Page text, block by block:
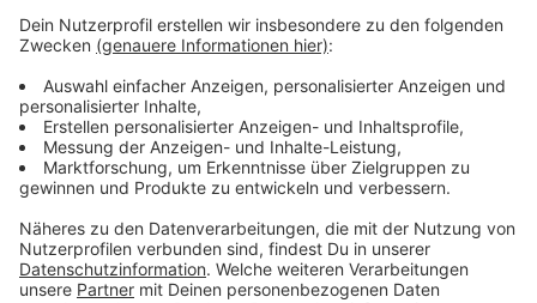
Anzeige
Weitere Infos und Links zum Thema
Anzeige
CARAVAN SALON - Homepage
Düsseldorf: Caravan-Salon wird größer